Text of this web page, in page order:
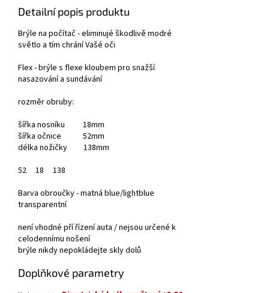
Detailní popis produktu
Brýle na počítač - eliminujé škodlivě modré
světlo a tím chrání Vašé oči
Flex - brýle s flexe kloubem pro snažší
nasazování a sundávání
rozměr obruby:
šířka nosníku 18mm
šířka očnice 52mm
délka nožičky 138mm
52
18 138
Barva obroučky - matná blue/lightblue
transparentní
není vhodné pří řízení auta / nejsou určené k
celodennímu nošení
brýle nikdy nepokládejte skly dolů
Doplňkové parametry